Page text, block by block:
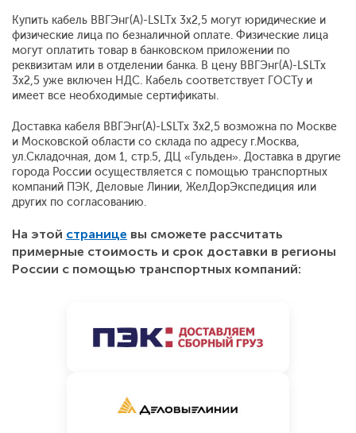
Купить кабель ВВГЭнг(А)-LSLTx 3x2,5 могут юридические и
физические лица по безналичной оплате. Физические лица
могут оплатить товар в банковском приложении по
реквизитам или в отделении банка. В цену ВВГЭнг(А)-LSLTx
3x2,5 уже включен НДС. Кабель соответствует ГОСТу и
имеет все необходимые сертификаты.
Доставка кабеля ВВГЭнг(А)-LSLTx 3x2,5 возможна по Москве
и Московской области со склада по адресу г.Москва,
ул.Складочная, дом 1, стр.5, ДЦ «Гульден». Доставка в другие
города России осуществляется с помощью транспортных
компаний ПЭК, Деловые Линии, ЖелДорЭкспедиция или
других по согласованию.
На этой странице вы сможете рассчитать
примерные стоимость и срок доставки в регионы
России с помощью транспортных компаний: